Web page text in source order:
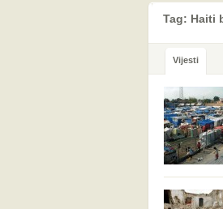
Tag: Haiti
Vijesti